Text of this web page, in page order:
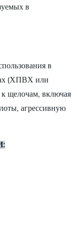
в
в
(ХПВХ или
щелочам, включая
агрессивную